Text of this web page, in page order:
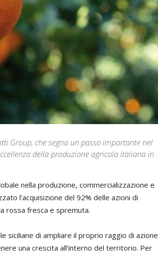
Group, che segna un passo importante nel
della produzione agricola italiana in
nella produzione, commercializzazione e
l’acquisizione del 92% delle azioni di
rossa fresca e spremuta.
siciliane di ampliare il proprio raggio di azione
una crescita all’interno del territorio. Per